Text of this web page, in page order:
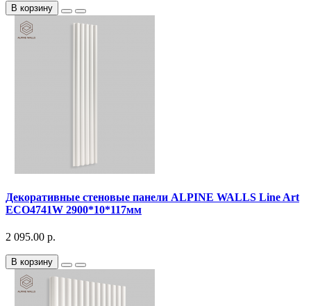
В корзину
Декоративныe стеновые панели ALPINE WALLS Line Art
ECO4741W 2900*10*117мм
2 095.00 р.
В корзину